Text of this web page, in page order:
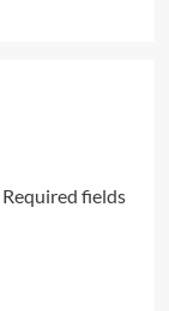
Required fields